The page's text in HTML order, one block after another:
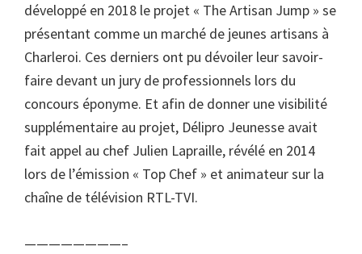
développé en 2018 le projet « The Artisan Jump » se
présentant comme un marché de jeunes artisans à
Charleroi. Ces derniers ont pu dévoiler leur savoir-
faire devant un jury de professionnels lors du
concours éponyme. Et afin de donner une visibilité
supplémentaire au projet, Délipro Jeunesse avait
fait appel au chef Julien Lapraille, révélé en 2014
lors de l’émission « Top Chef » et animateur sur la
chaîne de télévision RTL-TVI.
————————–